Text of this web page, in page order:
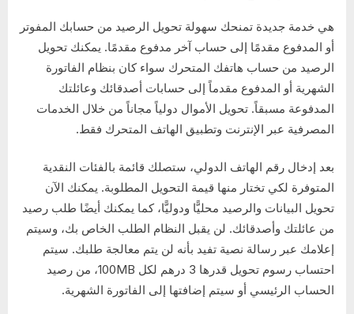
هي خدمة جديدة تمنحك سهولة تحويل الرصيد من حسابك المفوتر
أو المدفوع مقدمًا إلى حساب آخر مدفوع مقدمًا. يمكنك تحويل
الرصيد من حساب هاتفك المتحرك سواء كان بنظام الفاتورة
الشهرية أو المدفوع مقدماً إلى حسابات أصدقائك وعائلتك
المدفوعة مسبقاً. تحويل الأموال دولياً مجاناً من خلال الخدمات
المصرفية عبر الإنترنت وتطبيق الهاتف المتحرك فقط.
بعد إدخال رقم الهاتف الدولي، ستصلك قائمة بالفئات النقدية
المتوفرة لكي تختار منها قيمة التحويل المطلوبة. يمكنك الآن
تحويل البيانات والرصيد محليًّا ودوليًّا، كما يمكنك أيضًا طلب رصيد
من عائلتك وأصدقائك. لن يقبل النظام الطلب الخاص بك، وسيتم
إعلامك عبر رسالة نصية تفيد بأنه لن يتم معالجة طلبك. سيتم
احتساب رسوم تحويل قدرها 3 درهم لكل 100MB، من رصيد
الحساب الرئيسي أو سيتم إضافتها إلى الفاتورة الشهرية.